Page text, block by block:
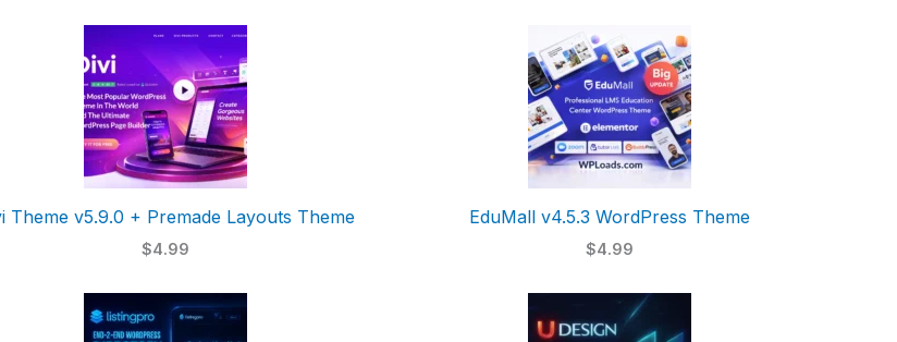
Theme v5.9.0 + Premade Layouts Theme
$4.99
EduMall v4.5.3 WordPress Theme
$4.99